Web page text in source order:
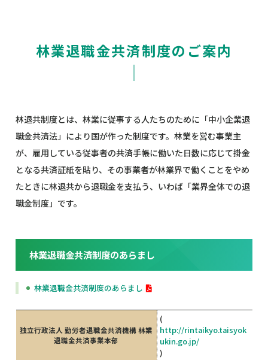
林業退職金共済制度のご案内
林退共制度とは、林業に従事する人たちのために「中小企業退
職金共済法」により国が作った制度です。林業を営む事業主
が、雇用している従事者の共済手帳に働いた日数に応じて掛金
となる共済証紙を貼り、その事業者が林業界で働くことをやめ
たときに林退共から退職金を支払う、いわば「業界全体での退
職金制度」です。
林業退職金共済制度のあらまし
林業退職金共済制度のあらまし
独立行政法人 勤労者退職金共済機構 林業
退職金共済事業本部
(
http://rintaikyo.taisyok
ukin.go.jp/
)